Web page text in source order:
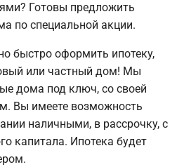
Готовы предложить
по специальной акции.
быстро оформить ипотеку,
или частный дом! Мы
дома под ключ, со своей
Вы имеете возможность
наличными, в рассрочку, с
капитала. Ипотека будет